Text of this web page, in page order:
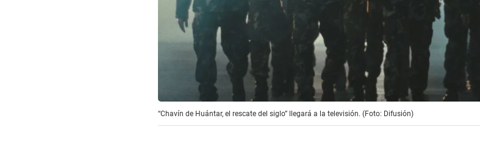
“Chavín de Huántar, el rescate del siglo” llegará a la televisión. (Foto: Difusión)